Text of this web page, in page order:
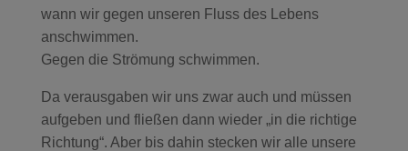
wann wir gegen unseren Fluss des Lebens
anschwimmen.
Gegen die Strömung schwimmen.
Da verausgaben wir uns zwar auch und müssen
aufgeben und fließen dann wieder „in die richtige
Richtung“. Aber bis dahin stecken wir alle unsere